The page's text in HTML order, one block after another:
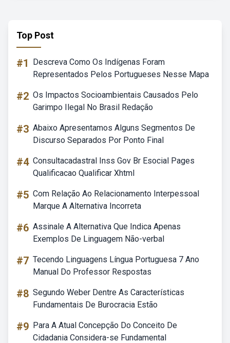
Top Post
#1
Descreva Como Os Indígenas Foram
Representados Pelos Portugueses Nesse Mapa
#2 Os Impactos Socioambientais Causados Pelo
Garimpo Ilegal No Brasil Redação
#3 Abaixo Apresentamos Alguns Segmentos De
Discurso Separados Por Ponto Final
#4 Consultacadastral Inss Gov Br Esocial Pages
Qualificacao Qualificar Xhtml
#5 Com Relação Ao Relacionamento Interpessoal
Marque A Alternativa Incorreta
#6 Assinale A Alternativa Que Indica Apenas
Exemplos De Linguagem Não-verbal
#7 Tecendo Linguagens Língua Portuguesa 7 Ano
Manual Do Professor Respostas
#8 Segundo Weber Dentre As Características
Fundamentais De Burocracia Estão
#9 Para A Atual Concepção Do Conceito De
Cidadania Considera-se Fundamental